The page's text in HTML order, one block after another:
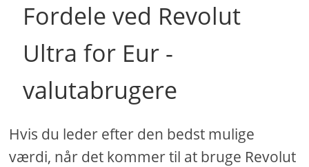
Fordele ved Revolut
Ultra for Eur -
valutabrugere
Hvis du leder efter den bedst mulige
værdi, når det kommer til at bruge Revolut